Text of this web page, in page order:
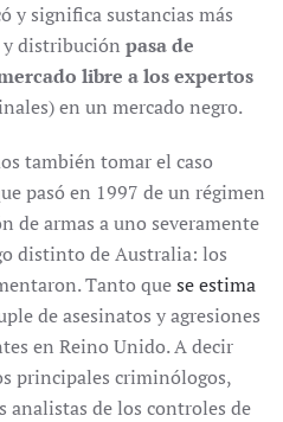
y significa sustancias más
y distribución pasa de
libre a los expertos
en un mercado negro.
también tomar el caso
pasó en 1997 de un régimen
de armas a uno severamente
distinto de Australia: los
Tanto quese estima
de asesinatos y agresiones
en Reino Unido. A decir
principales criminólogos,
analistas de los controles de